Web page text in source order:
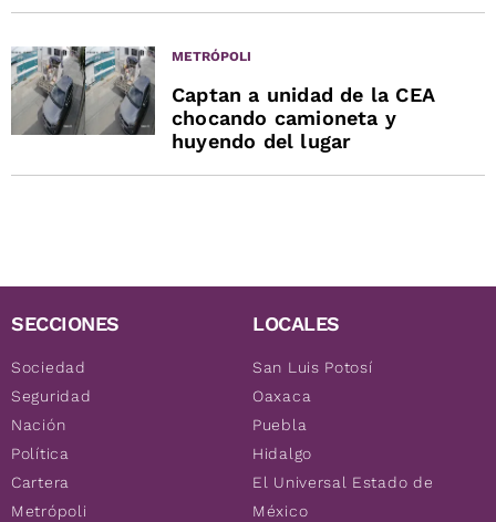
METRÓPOLI
Captan a unidad de la CEA
chocando camioneta y
huyendo del lugar
SECCIONES
Sociedad
Seguridad
Nación
Política
Cartera
Metrópoli
LOCALES
San Luis Potosí
Oaxaca
Puebla
Hidalgo
El Universal Estado de
México